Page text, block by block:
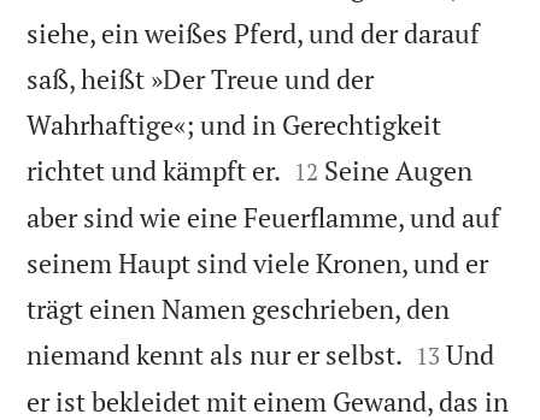
siehe, ein weißes Pferd, und der darauf
saß, heißt »Der Treue und der
Wahrhaftige«; und in Gerechtigkeit
richtet und kämpft er. 

12 Seine Augen
aber sind wie eine Feuerflamme, und auf
seinem Haupt sind viele Kronen, und er
trägt einen Namen geschrieben, den
niemand kennt als nur er selbst. 

13 Und
er ist bekleidet mit einem Gewand, das in